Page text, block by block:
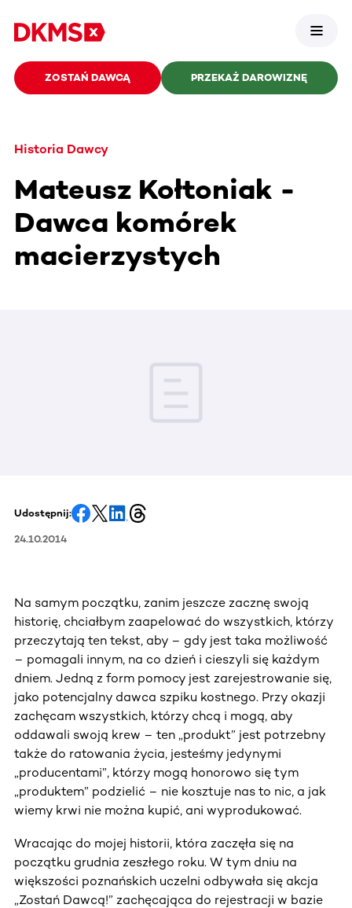
ZOSTAŃ DAWCĄ PRZEKAŻ DAROWIZNĘ
Historia Dawcy
Mateusz Kołtoniak -
Dawca komórek
macierzystych
Udostępnij:
24.10.2014
Na samym początku, zanim jeszcze zacznę swoją
historię, chciałbym zaapelować do wszystkich, którzy
przeczytają ten tekst, aby – gdy jest taka możliwość
– pomagali innym, na co dzień i cieszyli się każdym
dniem. Jedną z form pomocy jest zarejestrowanie się,
jako potencjalny dawca szpiku kostnego. Przy okazji
zachęcam wszystkich, którzy chcą i mogą, aby
oddawali swoją krew – ten „produkt” jest potrzebny
także do ratowania życia, jesteśmy jedynymi
„producentami”, którzy mogą honorowo się tym
„produktem” podzielić – nie kosztuje nas to nic, a jak
wiemy krwi nie można kupić, ani wyprodukować.
Wracając do mojej historii, która zaczęła się na
początku grudnia zeszłego roku. W tym dniu na
większości poznańskich uczelni odbywała się akcja
„Zostań Dawcą!” zachęcająca do rejestracji w bazie